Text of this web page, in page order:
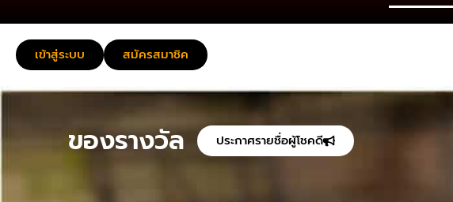
เข้าสู่ระบบ สมัครสมาชิค
ของรางวัล ประกาศรายชื่อผู้โชคดี